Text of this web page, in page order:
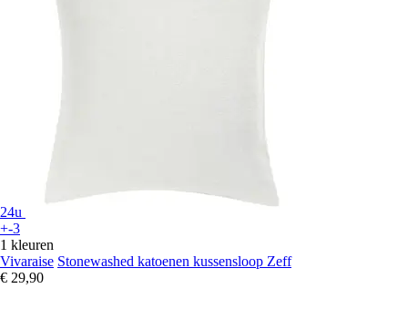
24u
+-3
1 kleuren
Vivaraise Stonewashed katoenen kussensloop Zeff
€ 29,90